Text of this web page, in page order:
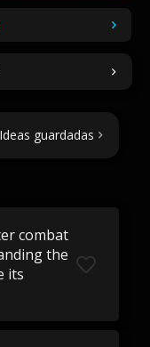
Ideas guardadas
combat
the
its